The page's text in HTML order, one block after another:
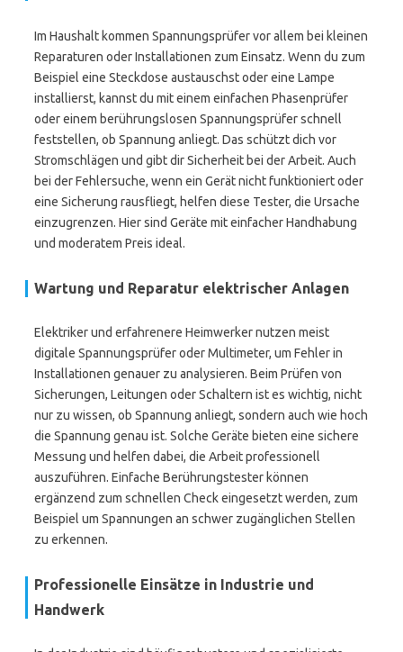
Im Haushalt kommen Spannungsprüfer vor allem bei kleinen
Reparaturen oder Installationen zum Einsatz. Wenn du zum
Beispiel eine Steckdose austauschst oder eine Lampe
installierst, kannst du mit einem einfachen Phasenprüfer
oder einem berührungslosen Spannungsprüfer schnell
feststellen, ob Spannung anliegt. Das schützt dich vor
Stromschlägen und gibt dir Sicherheit bei der Arbeit. Auch
bei der Fehlersuche, wenn ein Gerät nicht funktioniert oder
eine Sicherung rausfliegt, helfen diese Tester, die Ursache
einzugrenzen. Hier sind Geräte mit einfacher Handhabung
und moderatem Preis ideal.
Wartung und Reparatur elektrischer Anlagen
Elektriker und erfahrenere Heimwerker nutzen meist
digitale Spannungsprüfer oder Multimeter, um Fehler in
Installationen genauer zu analysieren. Beim Prüfen von
Sicherungen, Leitungen oder Schaltern ist es wichtig, nicht
nur zu wissen, ob Spannung anliegt, sondern auch wie hoch
die Spannung genau ist. Solche Geräte bieten eine sichere
Messung und helfen dabei, die Arbeit professionell
auszuführen. Einfache Berührungstester können
ergänzend zum schnellen Check eingesetzt werden, zum
Beispiel um Spannungen an schwer zugänglichen Stellen
zu erkennen.
Professionelle Einsätze in Industrie und
Handwerk